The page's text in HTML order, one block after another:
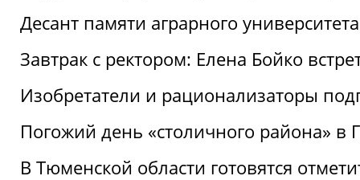
Десант памяти аграрного
Завтрак с ректором: Елена Бойко
Изобретатели и рационализаторы
Погожий день «столичного района» в
В Тюменской области готовятся